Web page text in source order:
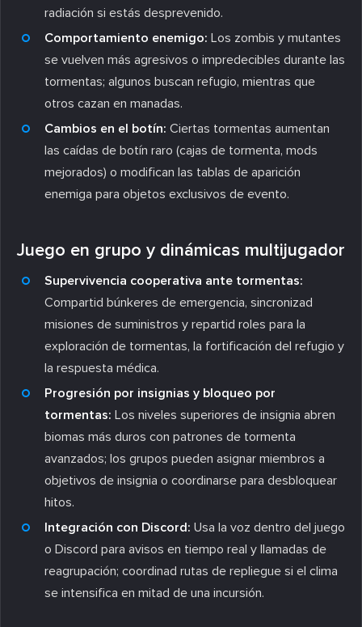
radiación si estás desprevenido.
Comportamiento enemigo: Los zombis y mutantes
se vuelven más agresivos o impredecibles durante las
tormentas; algunos buscan refugio, mientras que
otros cazan en manadas.
Cambios en el botín: Ciertas tormentas aumentan
las caídas de botín raro (cajas de tormenta, mods
mejorados) o modifican las tablas de aparición
enemiga para objetos exclusivos de evento.
Juego en grupo y dinámicas multijugador
Supervivencia cooperativa ante tormentas:
Compartid búnkeres de emergencia, sincronizad
misiones de suministros y repartid roles para la
exploración de tormentas, la fortificación del refugio y
la respuesta médica.
Progresión por insignias y bloqueo por
tormentas: Los niveles superiores de insignia abren
biomas más duros con patrones de tormenta
avanzados; los grupos pueden asignar miembros a
objetivos de insignia o coordinarse para desbloquear
hitos.
Integración con Discord: Usa la voz dentro del juego
o Discord para avisos en tiempo real y llamadas de
reagrupación; coordinad rutas de repliegue si el clima
se intensifica en mitad de una incursión.